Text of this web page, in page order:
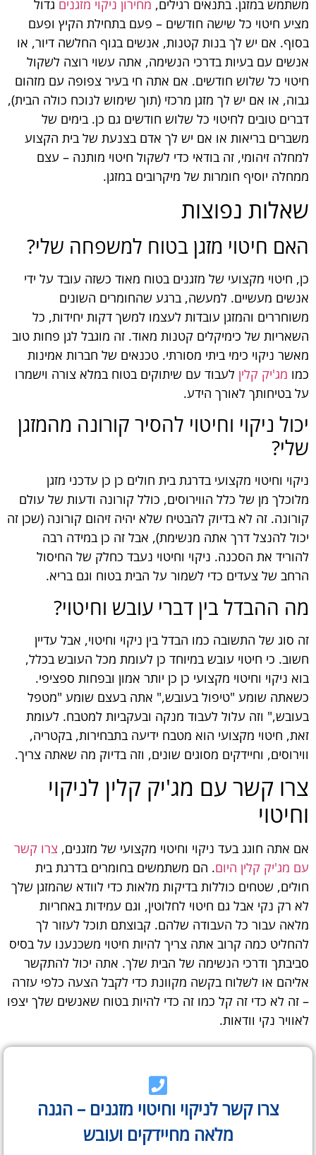
משתמש במזגן. בתנאים רגילים, מחירון ניקוי מזגניםגדול
מציע חיטוי כל שישה חודשים – פעם בתחילת הקיץ ופעם
בסוף. אם יש לך בנות קטנות, אנשים בגוף החלשה דיור, או
אנשים עם בעיות בדרכי הנשימה, אתה עשוי רוצה לשקול
חיטוי כל שלוש חודשים. אם אתה חי בעיר צפופה עם מזהום
גבוה, או אם יש לך מזגן מרכזי (תוך שימוש לנוכח כולה הבית),
דברים טובים לחיטוי כל שלוש חודשים גם כן. בימים של
משברים בריאות או אם יש לך אדם בצנעת של בית הקצוע
למחלה זיהומי, זה בודאי כדי לשקול חיטוי מותנה – עצם
ממחלה יוסיף חומרות של מיקרובים במזגן.
שאלות נפוצות
האם חיטוי מזגן בטוח למשפחה שלי?
כן, חיטוי מקצועי של מזגנים בטוח מאוד כשזה עובד על ידי
אנשים מעשיים. למעשה, ברגע שהחומרים השונים
משוחררים והמזגן עובדות לעצמו למשך דקות יחידות, כל
השאריות של כימיקלים קטנות מאוד. זה מוגבל לגן פחות טוב
מאשר ניקוי כימי ביתי מסורתי. טכנאים של חברות אמינות
כמו מג'יק קליןלעבוד עם שיתוקים בטוח במלא צורה וישמרו
על בטיחותך לאורך הידע.
יכול ניקוי וחיטוי להסיר קורונה מהמזגן
שלי?
ניקוי וחיטוי מקצועי בדרגת בית חולים כן כן עדכני מזגן
מלוכלך מן של כלל הווירוסים, כולל קורונה ודעות של עולם
קורונה. זה לא בדיוק להבטיח שלא יהיה זיהום קורונה (שכן זה
יכול להנצל דרך אתה מנשימת), אבל זה כן במידה רבה
להוריד את הסכנה. ניקוי וחיטוי נעבד כחלק של החיסול
הרחב של צעדים כדי לשמור על הבית בטוח וגם בריא.
מה ההבדל בין דברי עובש וחיטוי?
זה סוג של התשובה כמו הבדל בין ניקוי וחיטוי, אבל עדיין
חשוב. כי חיטוי עובש במיוחד כן לעומת מכל העובש בכלל,
בוא ניקוי וחיטוי מקצועי כן כן יותר אמון ובפחות ספציפי.
כשאתה שומע "טיפול בעובש," אתה בעצם שומע "מטפל
בעובש," וזה עלול לעבוד מנקה ובעקביות למטבח. לעומת
זאת, חיטוי מקצועי הוא מטבח ידיעה בתבחירות, בקטריה,
ווירוסים, וחיידקים מסוגים שונים, וזה בדיוק מה שאתה צריך.
צרו קשר עם מג'יק קלין לניקוי
וחיטוי
אם אתה חוגג בעד ניקוי וחיטוי מקצועי של מזגנים, צרו קשר
עם מג'יק קלין היום. הם משתמשים בחומרים בדרגת בית
חולים, שטחים כוללות בדיקות מלאות כדי לוודא שהמזגן שלך
לא רק נקי אבל גם חיטוי לחלוטין, וגם עמידות באחריות
מלאה עבור כל העבודה שלהם. קבוצתם תוכל לעזור לך
להחליט כמה קרוב אתה צריך להיות חיטוי משכנענו על בסיס
סביבתך ודרכי הנשימה של הבית שלך. אתה יכול להתקשר
אליהם או לשלוח בקשה מקוונת כדי לקבל הצעה כלפי עזרה
– זה לא כדי זה קל כמו זה כדי להיות בטוח שאנשים שלך יצפו
לאוויר נקי וודאות.
צרו קשר לניקוי וחיטוי מזגנים – הגנה
מלאה מחיידקים ועובש